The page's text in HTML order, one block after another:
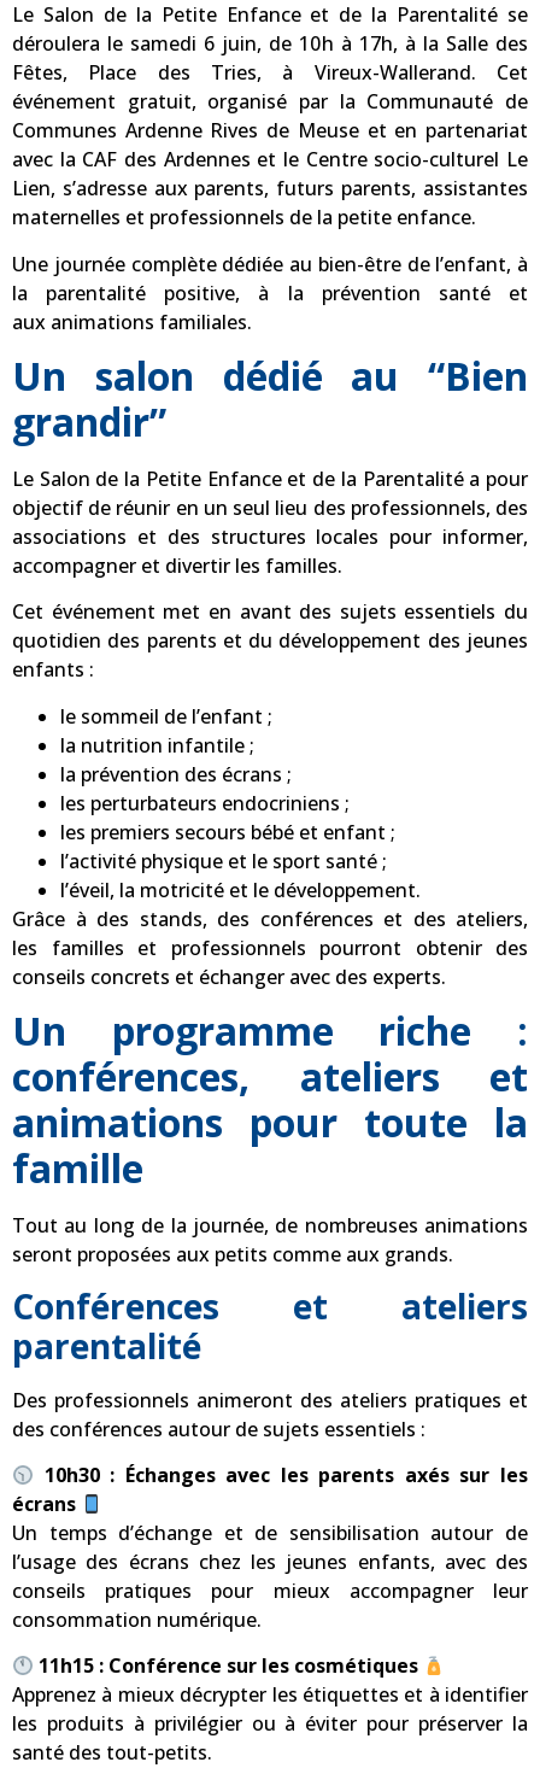
Le Salon de la Petite Enfance et de la Parentalité se
déroulera le samedi 6 juin, de 10h à 17h, à la Salle des
Fêtes, Place des Tries, à Vireux-Wallerand. Cet
événement gratuit, organisé par la Communauté de
Communes Ardenne Rives de Meuse et en partenariat
avec la CAF des Ardennes et le Centre socio-culturel Le
Lien, s’adresse aux parents, futurs parents, assistantes
maternelles et professionnels de la petite enfance.
Une journée complète dédiée au bien-être de l’enfant, à
la parentalité positive, à la prévention santé et
aux animations familiales.
Un salon dédié au “Bien
grandir”
Le Salon de la Petite Enfance et de la Parentalité a pour
objectif de réunir en un seul lieu des professionnels, des
associations et des structures locales pour informer,
accompagner et divertir les familles.
Cet événement met en avant des sujets essentiels du
quotidien des parents et du développement des jeunes
enfants :
le sommeil de l’enfant ;
la nutrition infantile ;
la prévention des écrans ;
les perturbateurs endocriniens ;
les premiers secours bébé et enfant ;
l’activité physique et le sport santé ;
l’éveil, la motricité et le développement.
Grâce à des stands, des conférences et des ateliers,
les familles et professionnels pourront obtenir des
conseils concrets et échanger avec des experts.
Un programme riche :
conférences, ateliers et
animations pour toute la
famille
Tout au long de la journée, de nombreuses animations
seront proposées aux petits comme aux grands.
Conférences et ateliers
parentalité
Des professionnels animeront des ateliers pratiques et
des conférences autour de sujets essentiels :
10h30 : Échanges avec les parents axés sur les
écrans
Un temps d’échange et de sensibilisation autour de
l’usage des écrans chez les jeunes enfants, avec des
conseils pratiques pour mieux accompagner leur
consommation numérique.
11h15 : Conférence sur les cosmétiques
Apprenez à mieux décrypter les étiquettes et à identifier
les produits à privilégier ou à éviter pour préserver la
santé des tout-petits.